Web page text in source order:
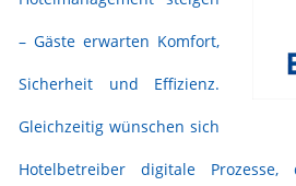
– Gäste erwarten Komfort,
Sicherheit und Effizienz.
Gleichzeitig wünschen sich
Hotelbetreiber digitale